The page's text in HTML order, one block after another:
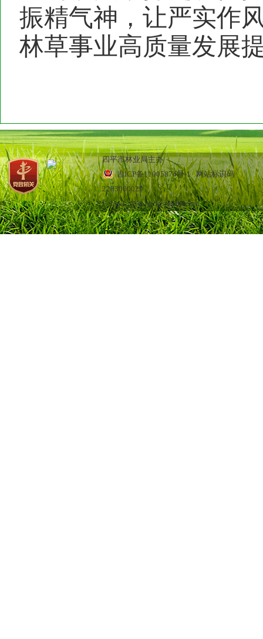
振精气神，让严实作
林草事业高质量发展
四平市林业局主办
吉ICP备11005874号-1网站标识码
2203000029
E_mail：jlsplyjbgs@163.com